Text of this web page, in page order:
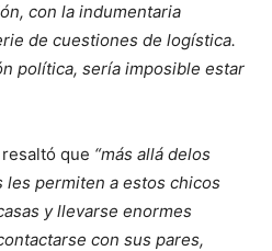
con la indumentaria
de cuestiones de logística.
política, sería imposible estar
que “más allá delos
permiten a estos chicos
y llevarse enormes
con sus pares,